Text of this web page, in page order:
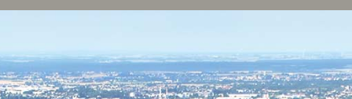
Panneau de gestion des cookies